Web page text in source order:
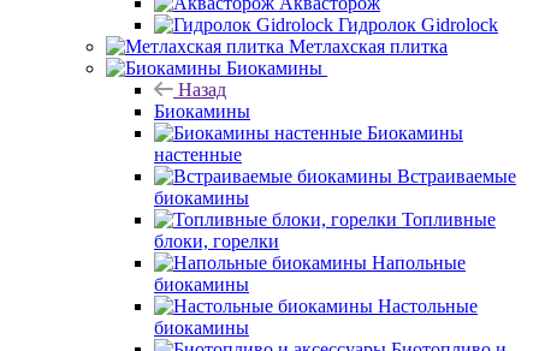
Гидролок Gidrolock
Метлахская плитка
Биокамины
Назад
Биокамины
Биокамины
настенные
Встраиваемые
биокамины
Топливные
блоки, горелки
Напольные
биокамины
Настольные
биокамины